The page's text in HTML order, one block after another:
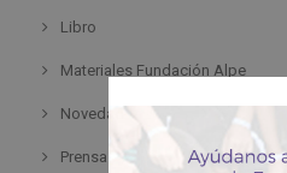
Libro
Materiales Fundación Alpe
Novedad
Prensa